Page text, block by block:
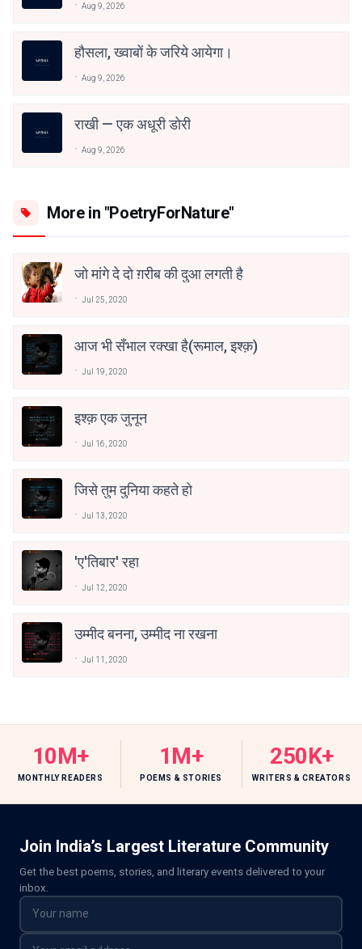
Aug 9, 2026
हौसला, ख्वाबों के जरिये आयेगा।
Aug 9, 2026
राखी — एक अधूरी डोरी
Aug 9, 2026
More in "PoetryForNature"
जो मांगे दे दो ग़रीब की दुआ लगती है
Jul 25, 2020
आज भी सँभाल रक्खा है(रूमाल, इश्क़)
Jul 19, 2020
इश्क़ एक जुनून
Jul 16, 2020
जिसे तुम दुनिया कहते हो
Jul 13, 2020
'ए'तिबार' रहा
Jul 12, 2020
उम्मीद बनना, उम्मीद ना रखना
Jul 11, 2020
10M+
MONTHLY READERS
1M+
POEMS & STORIES
250K+
WRITERS & CREATORS
Join India’s Largest Literature Community
Get the best poems, stories, and literary events delivered to your
inbox.